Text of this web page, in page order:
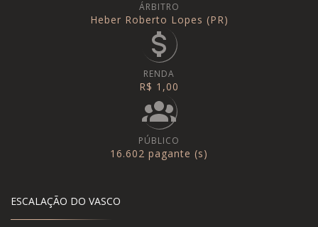
ÁRBITRO
Heber Roberto Lopes (PR)
RENDA
R$ 1,00
PÚBLICO
16.602 pagante (s)
ESCALAÇÃO DO VASCO